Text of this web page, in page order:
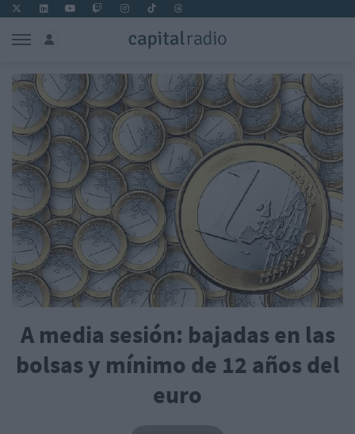
A media sesión: bajadas en las
bolsas y mínimo de 12 años del
euro